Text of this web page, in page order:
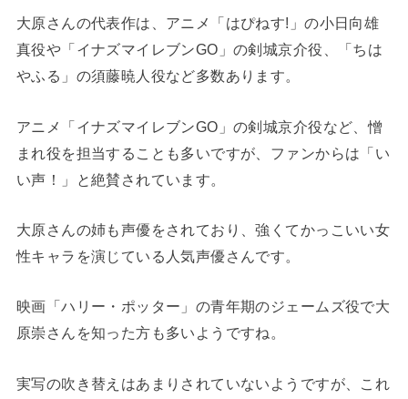
大原さんの代表作は、アニメ「はぴねす!」の小日向雄
真役や「イナズマイレブンGO」の剣城京介役、「ちは
やふる」の須藤暁人役など多数あります。
アニメ「イナズマイレブンGO」の剣城京介役など、憎
まれ役を担当することも多いですが、ファンからは「い
い声！」と絶賛されています。
大原さんの姉も声優をされており、強くてかっこいい女
性キャラを演じている人気声優さんです。
映画「ハリー・ポッター」の青年期のジェームズ役で大
原崇さんを知った方も多いようですね。
実写の吹き替えはあまりされていないようですが、これ